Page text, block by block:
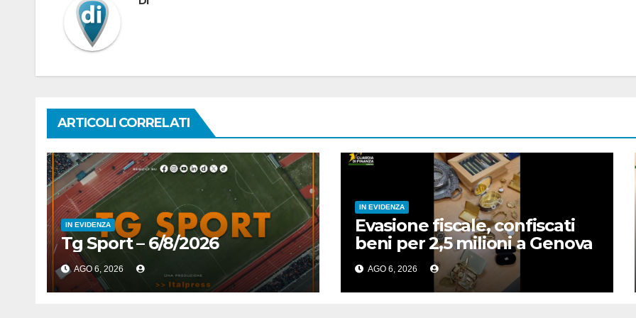
ARTICOLI CORRELATI
IN EVIDENZA
Tg Sport – 6/8/2026
AGO 6, 2026
IN EVIDENZA
Evasione fiscale, confiscati
beni per 2,5 milioni a Genova
AGO 6, 2026